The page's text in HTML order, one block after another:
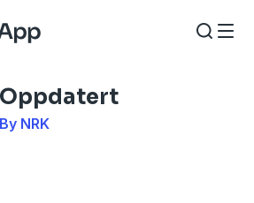
Oppdatert
By NRK